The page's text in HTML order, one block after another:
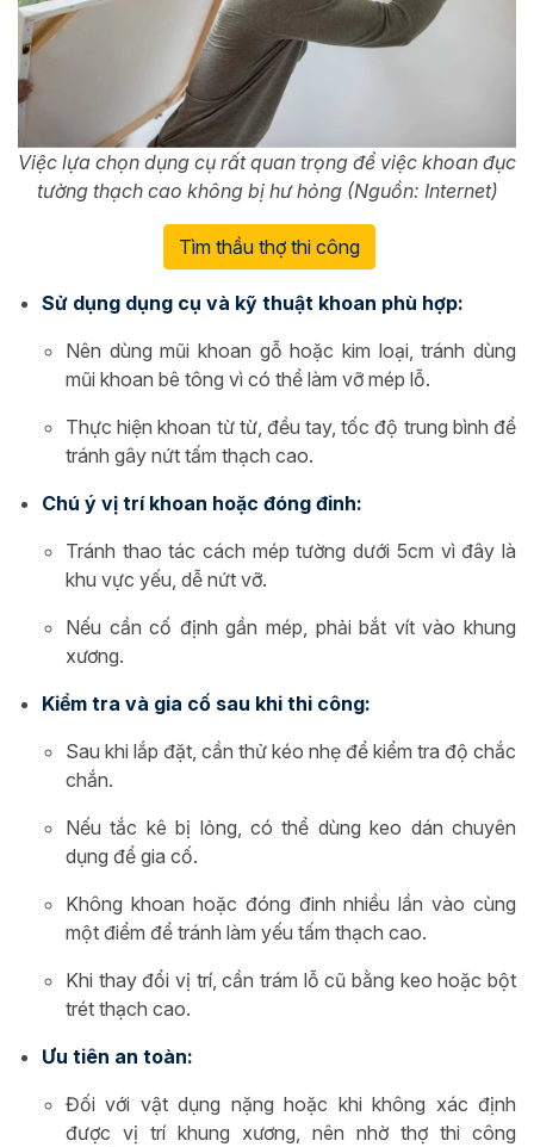
Việc lựa chọn dụng cụ rất quan trọng để việc khoan đục
tường thạch cao không bị hư hỏng (Nguồn: Internet)
Tìm thầu thợ thi công
Sử dụng dụng cụ và kỹ thuật khoan phù hợp:
Nên dùng mũi khoan gỗ hoặc kim loại, tránh dùng
mũi khoan bê tông vì có thể làm vỡ mép lỗ.
Thực hiện khoan từ từ, đều tay, tốc độ trung bình để
tránh gây nứt tấm thạch cao.
Chú ý vị trí khoan hoặc đóng đinh:
Tránh thao tác cách mép tường dưới 5cm vì đây là
khu vực yếu, dễ nứt vỡ.
Nếu cần cố định gần mép, phải bắt vít vào khung
xương.
Kiểm tra và gia cố sau khi thi công:
Sau khi lắp đặt, cần thử kéo nhẹ để kiểm tra độ chắc
chắn.
Nếu tắc kê bị lỏng, có thể dùng keo dán chuyên
dụng để gia cố.
Không khoan hoặc đóng đinh nhiều lần vào cùng
một điểm để tránh làm yếu tấm thạch cao.
Khi thay đổi vị trí, cần trám lỗ cũ bằng keo hoặc bột
trét thạch cao.
Ưu tiên an toàn:
Đối với vật dụng nặng hoặc khi không xác định
được vị trí khung xương, nên nhờ thợ thi công